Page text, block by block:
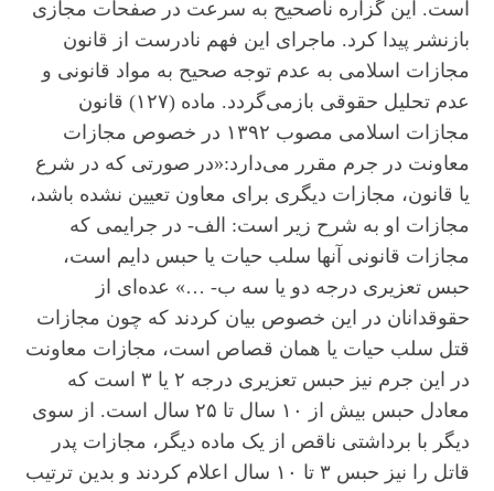
است. این گزاره ناصحیح به سرعت در صفحات مجازی
بازنشر پیدا کرد. ماجرای این فهم نادرست از قانون
مجازات اسلامی به عدم توجه صحیح به مواد قانونی و
عدم تحلیل حقوقی بازمی‌گردد. ماده (۱۲۷) قانون
مجازات اسلامی مصوب ۱۳۹۲ در خصوص مجازات
معاونت در جرم مقرر می‌دارد:«در صورتی که در شرع
یا قانون، مجازات دیگری برای معاون تعیین نشده باشد،
مجازات او به شرح زیر است: الف- در جرایمی که
مجازات قانونی آنها سلب حیات یا حبس دایم است،
حبس تعزیری درجه دو یا سه ب- …» عده‌ای از
حقوقدانان در این خصوص بیان کردند که چون مجازات
قتل سلب حیات یا همان قصاص است، مجازات معاونت
در این جرم نیز حبس تعزیری درجه ۲ یا ۳ است که
معادل حبس بیش از ۱۰ سال تا ۲۵ سال است. از سوی
دیگر با برداشتی ناقص از یک ماده دیگر، مجازات پدر
قاتل را نیز حبس ۳ تا ۱۰ سال اعلام کردند و بدین ‌ترتیب